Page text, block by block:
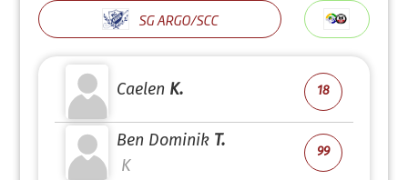
SG ARGO/SCC
Caelen K. 18
Ben Dominik T.
K
99